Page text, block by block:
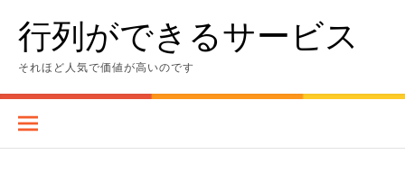
content行列ができるサービス
それほど人気で価値が高いのです